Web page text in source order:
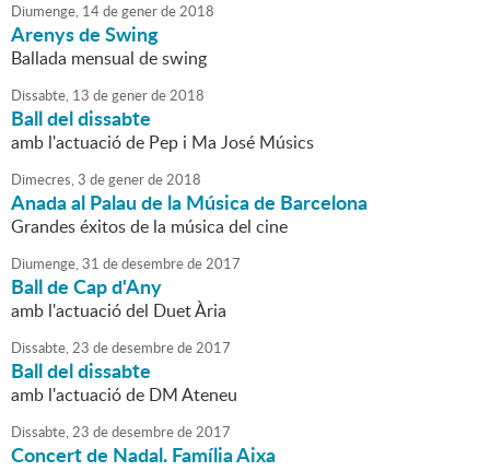
Diumenge, 14degenerde2018
Arenys de Swing
Ballada mensual de swing
Dissabte, 13 degenerde2018
Ball del dissabte
amb l'actuació de Pep i Ma José Músics
Dimecres,3 degenerde2018
Anada al Palau de la Música de Barcelona
Grandes éxitos de la música del cine
Diumenge,31 dedesembrede2017
Ball de Cap d'Any
amb l'actuació del Duet Ària
Dissabte,23 dedesembrede2017
Ball del dissabte
amb l'actuació de DM Ateneu
Dissabte,23 dedesembrede2017
Concert de Nadal. Família Aixa